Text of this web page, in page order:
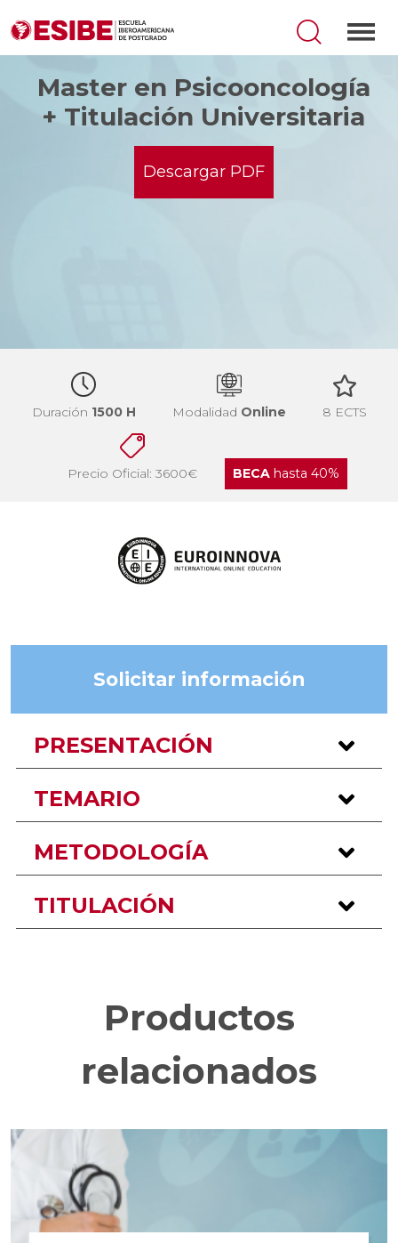
Master en Psicooncología
+ Titulación Universitaria
Descargar PDF
Duración 1500 H Modalidad Online 8 ECTS
Precio Oficial: 3600€ BECAhasta 40%
Solicitar información
PRESENTACIÓN
TEMARIO
METODOLOGÍA
TITULACIÓN
Productos
relacionados